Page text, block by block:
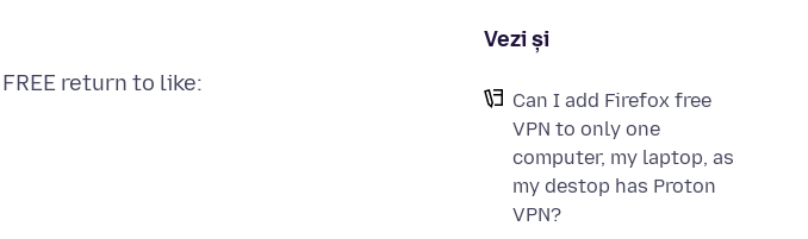
Vezi și
Can I add Firefox free
VPN to only one
computer, my laptop, as
my destop has Proton
VPN?